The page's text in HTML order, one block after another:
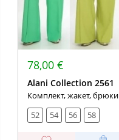
78,00 €
Alani Collection 2561
Комплект, жакет, брюки
52
54 56 58